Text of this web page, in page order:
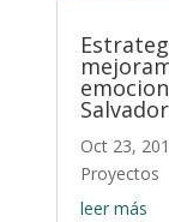
Oct 23,
Proyectos
leer más